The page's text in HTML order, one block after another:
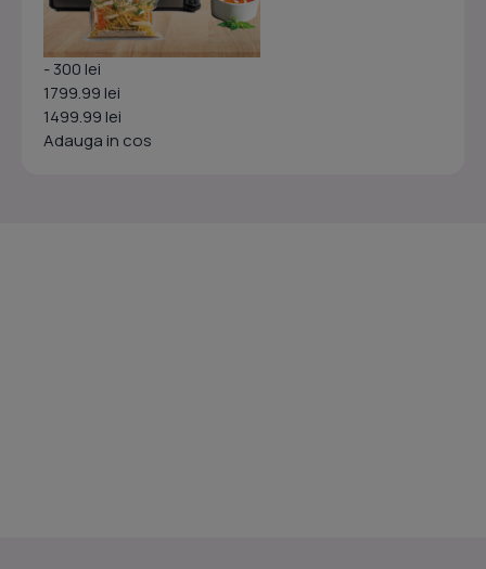
- 300 lei
1799.99 lei
1499.99 lei
Adauga in cos